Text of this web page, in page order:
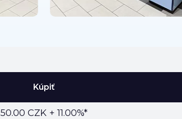
Kúpiť
50.00 CZK + 11.00%*